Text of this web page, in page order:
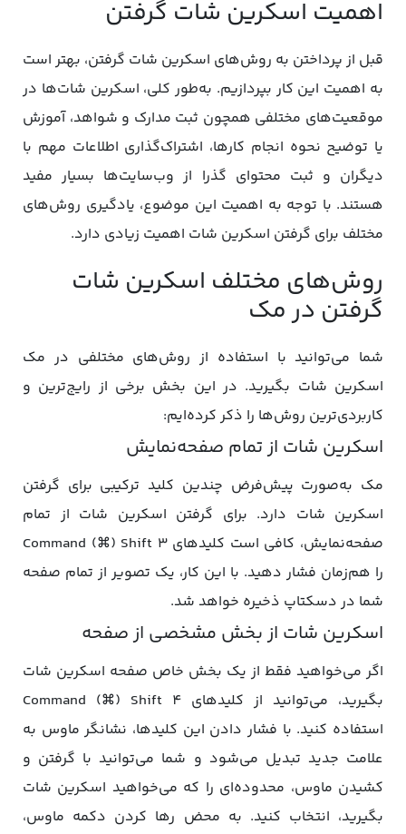
اهمیت اسکرین شات گرفتن
قبل از پرداختن به روش‌های اسکرین شات گرفتن، بهتر است
به اهمیت این کار بپردازیم. به‌طور کلی، اسکرین شات‌ها در
موقعیت‌های مختلفی همچون ثبت مدارک و شواهد، آموزش
یا توضیح نحوه انجام کارها، اشتراک‌گذاری اطلاعات مهم با
دیگران و ثبت محتوای گذرا از وب‌سایت‌ها بسیار مفید
هستند. با توجه به اهمیت این موضوع، یادگیری روش‌های
مختلف برای گرفتن اسکرین شات اهمیت زیادی دارد.
روش‌های مختلف اسکرین شات
گرفتن در مک
شما می‌توانید با استفاده از روش‌های مختلفی در مک
اسکرین شات بگیرید. در این بخش برخی از رایج‌ترین و
کاربردی‌ترین روش‌ها را ذکر کرده‌ایم:
اسکرین شات از تمام صفحه‌نمایش
مک به‌صورت پیش‌فرض چندین کلید ترکیبی برای گرفتن
اسکرین شات دارد. برای گرفتن اسکرین شات از تمام
صفحه‌نمایش، کافی است کلیدهای Command (⌘) Shift 3
را هم‌زمان فشار دهید. با این کار، یک تصویر از تمام صفحه
شما در دسکتاپ ذخیره خواهد شد.
اسکرین شات از بخش مشخصی از صفحه
اگر می‌خواهید فقط از یک بخش خاص صفحه اسکرین شات
بگیرید، می‌توانید از کلیدهای Command (⌘) Shift 4
استفاده کنید. با فشار دادن این کلیدها، نشانگر ماوس به
علامت جدید تبدیل می‌شود و شما می‌توانید با گرفتن و
کشیدن ماوس، محدوده‌ای را که می‌خواهید اسکرین شات
بگیرید، انتخاب کنید. به محض رها کردن دکمه ماوس،